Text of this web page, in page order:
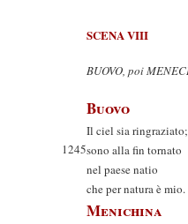
SCENA VIII
BUOVO, poi
Buovo
Il ciel sia ringraziato;
1245sono alla fin tornato
nel paese natio
che per natura è mio.
Menichina